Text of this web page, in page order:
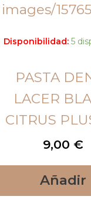
Disponibilidad: 5
PASTA
LACER
CITRUS
9,00 €
Añadir